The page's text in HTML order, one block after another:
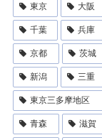
東京 大阪
千葉 兵庫
京都 茨城
新潟 三重
東京三多摩地区
青森 滋賀